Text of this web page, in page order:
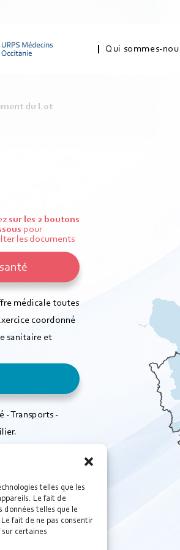
telles que les
Le fait de
données telles que le
fait de ne pas consentir
certaines
Qui sommes-
du Lot
sur les 2 boutons
pour
les documents
médicale toutes
coordonné
sanitaire et
- Transports -
un projet